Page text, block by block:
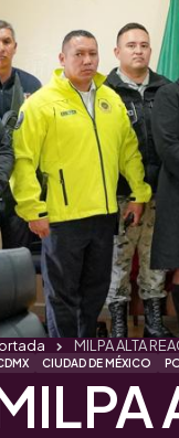
CIUDAD DE MÉXICO
MILPA ALTA